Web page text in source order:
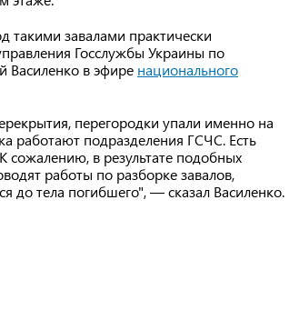
такими завалами практически
Госслужбы Украины по
Василенко в эфире национального
перегородки упали именно на
работают подразделения ГСЧС. Есть
сожалению, в результате подобных
работы по разборке завалов,
до тела погибшего", — сказал Василенко.